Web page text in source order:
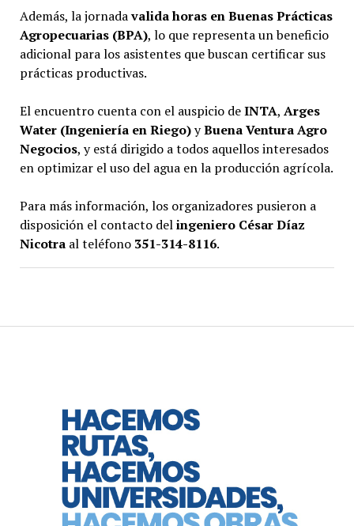
Además, la jornadavalida horas en Buenas Prácticas
Agropecuarias (BPA), lo que representa un beneficio
adicional para los asistentes que buscan certificar sus
prácticas productivas.
El encuentro cuenta con el auspicio deINTA, Arges
Water (Ingeniería en Riego)yBuena Ventura Agro
Negocios, y está dirigido a todos aquellos interesados
en optimizar el uso del agua en la producción agrícola.
Para más información, los organizadores pusieron a
disposición el contacto delingeniero César Díaz
Nicotraal teléfono 351-314-8116.